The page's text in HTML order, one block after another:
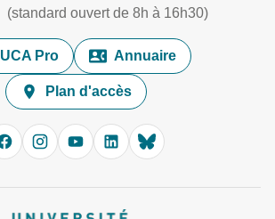
(standard ouvert de 8h à 16h30)
UCA Pro Annuaire
Plan d'accès